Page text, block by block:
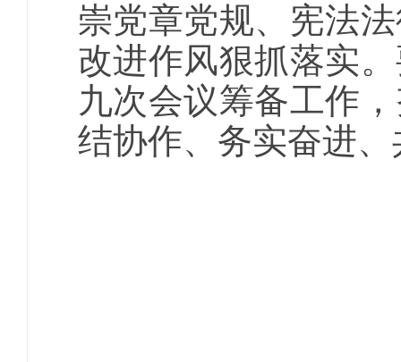
崇党章党规、宪法
改进作风狠抓落实
九次会议筹备工作
结协作、务实奋进